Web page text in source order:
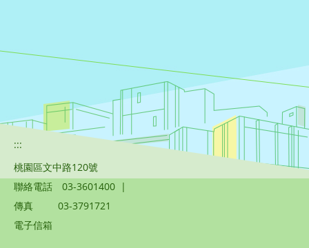
:::
桃園區文中路120號
聯絡電話
03-3601400 |
傳真
03-3791721
電子信箱